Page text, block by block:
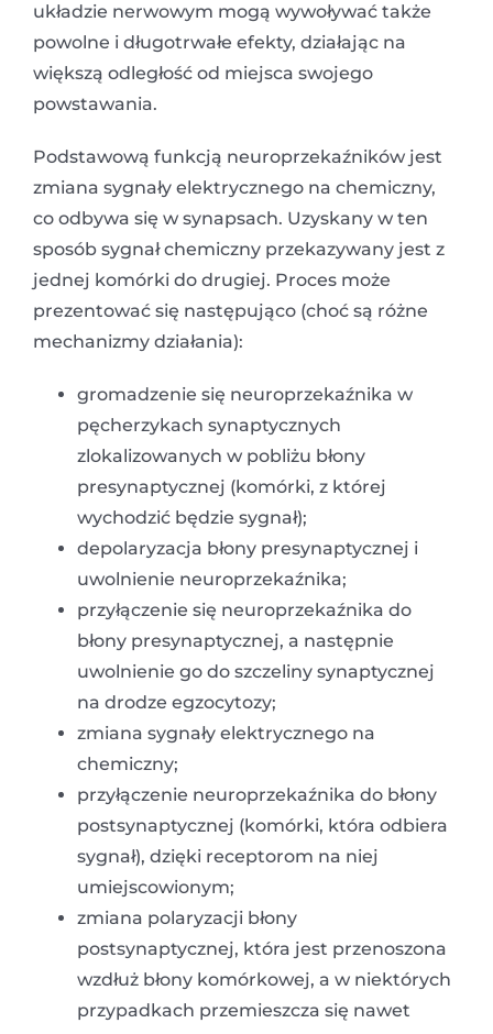
układzie nerwowym mogą wywoływać także
powolne i długotrwałe efekty, działając na
większą odległość od miejsca swojego
powstawania.
Podstawową funkcją neuroprzekaźników jest
zmiana sygnały elektrycznego na chemiczny,
co odbywa się w synapsach. Uzyskany w ten
sposób sygnał chemiczny przekazywany jest z
jednej komórki do drugiej. Proces może
prezentować się następująco (choć są różne
mechanizmy działania):
gromadzenie się neuroprzekaźnika w
pęcherzykach synaptycznych
zlokalizowanych w pobliżu błony
presynaptycznej (komórki, z której
wychodzić będzie sygnał);
depolaryzacja błony presynaptycznej i
uwolnienie neuroprzekaźnika;
przyłączenie się neuroprzekaźnika do
błony presynaptycznej, a następnie
uwolnienie go do szczeliny synaptycznej
na drodze egzocytozy;
zmiana sygnały elektrycznego na
chemiczny;
przyłączenie neuroprzekaźnika do błony
postsynaptycznej (komórki, która odbiera
sygnał), dzięki receptorom na niej
umiejscowionym;
zmiana polaryzacji błony
postsynaptycznej, która jest przenoszona
wzdłuż błony komórkowej, a w niektórych
przypadkach przemieszcza się nawet